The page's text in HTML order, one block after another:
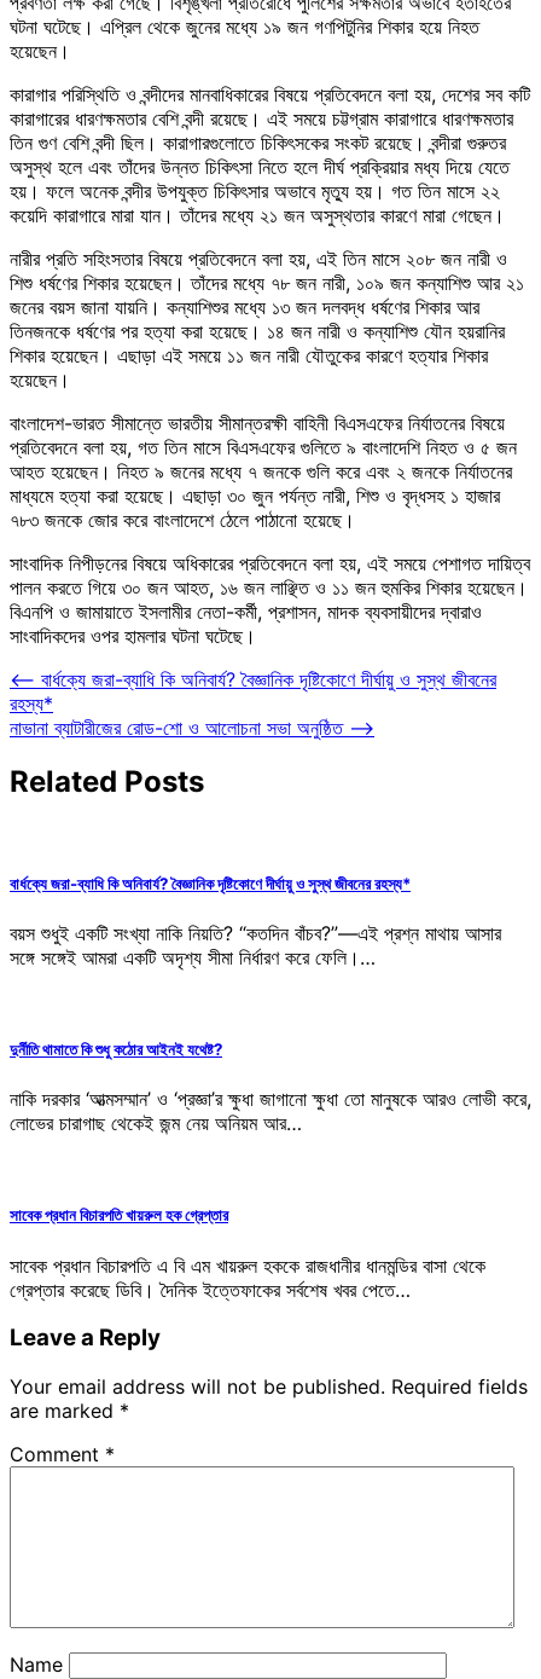
ঘটনা ঘটেছে। এপ্রিল থেকে জুনের মধ্যে ১৯ জন গণপিটুনির শিকার হয়ে নিহত
হয়েছেন।
কারাগার পরিস্থিতি ও বন্দীদের মানবাধিকারের বিষয়ে প্রতিবেদনে বলা হয়, দেশের সব কটি
কারাগারের ধারণক্ষমতার বেশি বন্দী রয়েছে। এই সময়ে চট্টগ্রাম কারাগারে ধারণক্ষমতার
তিন গুণ বেশি বন্দী ছিল। কারাগারগুলোতে চিকিৎসকের সংকট রয়েছে। বন্দীরা গুরুতর
অসুস্থ হলে এবং তাঁদের উন্নত চিকিৎসা নিতে হলে দীর্ঘ প্রক্রিয়ার মধ্য দিয়ে যেতে
হয়। ফলে অনেক বন্দীর উপযুক্ত চিকিৎসার অভাবে মৃত্যু হয়। গত তিন মাসে ২২
কয়েদি কারাগারে মারা যান। তাঁদের মধ্যে ২১ জন অসুস্থতার কারণে মারা গেছেন।
নারীর প্রতি সহিংসতার বিষয়ে প্রতিবেদনে বলা হয়, এই তিন মাসে ২০৮ জন নারী ও
শিশু ধর্ষণের শিকার হয়েছেন। তাঁদের মধ্যে ৭৮ জন নারী, ১০৯ জন কন্যাশিশু আর ২১
জনের বয়স জানা যায়নি। কন্যাশিশুর মধ্যে ১৩ জন দলবদ্ধ ধর্ষণের শিকার আর
তিনজনকে ধর্ষণের পর হত্যা করা হয়েছে। ১৪ জন নারী ও কন্যাশিশু যৌন হয়রানির
শিকার হয়েছেন। এছাড়া এই সময়ে ১১ জন নারী যৌতুকের কারণে হত্যার শিকার
হয়েছেন।
বাংলাদেশ-ভারত সীমান্তে ভারতীয় সীমান্তরক্ষী বাহিনী বিএসএফের নির্যাতনের বিষয়ে
প্রতিবেদনে বলা হয়, গত তিন মাসে বিএসএফের গুলিতে ৯ বাংলাদেশি নিহত ও ৫ জন
আহত হয়েছেন। নিহত ৯ জনের মধ্যে ৭ জনকে গুলি করে এবং ২ জনকে নির্যাতনের
মাধ্যমে হত্যা করা হয়েছে। এছাড়া ৩০ জুন পর্যন্ত নারী, শিশু ও বৃদ্ধসহ ১ হাজার
৭৮৩ জনকে জোর করে বাংলাদেশে ঠেলে পাঠানো হয়েছে।
সাংবাদিক নিপীড়নের বিষয়ে অধিকারের প্রতিবেদনে বলা হয়, এই সময়ে পেশাগত দায়িত্ব
পালন করতে গিয়ে ৩০ জন আহত, ১৬ জন লাঞ্ছিত ও ১১ জন হুমকির শিকার হয়েছেন।
বিএনপি ও জামায়াতে ইসলামীর নেতা-কর্মী, প্রশাসন, মাদক ব্যবসায়ীদের দ্বারাও
সাংবাদিকদের ওপর হামলার ঘটনা ঘটেছে।
Post
navigation
⟵ বার্ধক্যে জরা-ব্যাধি কি অনিবার্য? বৈজ্ঞানিক দৃষ্টিকোণে দীর্ঘায়ু ও সুস্থ জীবনের
রহস্য*
নাভানা ব্যাটারীজের রোড-শো ও আলোচনা সভা অনুষ্ঠিত ⟶
Related Posts
বার্ধক্যে জরা-ব্যাধি কি অনিবার্য? বৈজ্ঞানিক দৃষ্টিকোণে দীর্ঘায়ু ও সুস্থ জীবনের রহস্য*
বয়স শুধুই একটি সংখ্যা নাকি নিয়তি? “কতদিন বাঁচব?”—এই প্রশ্ন মাথায় আসার
সঙ্গে সঙ্গেই আমরা একটি অদৃশ্য সীমা নির্ধারণ করে ফেলি।…
দুর্নীতি থামাতে কি শুধু কঠোর আইনই যথেষ্ট?
নাকি দরকার ‘আত্মসম্মান’ ও ‘প্রজ্ঞা’র ক্ষুধা জাগানো ক্ষুধা তো মানুষকে আরও লোভী করে,
লোভের চারাগাছ থেকেই জন্ম নেয় অনিয়ম আর…
সাবেক প্রধান বিচারপতি খায়রুল হক গ্রেপ্তার
সাবেক প্রধান বিচারপতি এ বি এম খায়রুল হককে রাজধানীর ধানমন্ডির বাসা থেকে
গ্রেপ্তার করেছে ডিবি। দৈনিক ইত্তেফাকের সর্বশেষ খবর পেতে…
Leave a Reply
Your email address will not be published. Required fields
are marked *
Comment *
Name